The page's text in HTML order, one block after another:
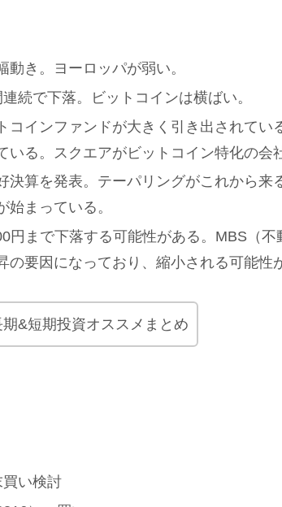
動き。ヨーロッパが弱い。
続で下落。ビットコインは横ばい。
コインファンドが大きく引き出されてい
いる。スクエアがビットコイン特化の会
決算を発表。テーパリングがこれから来
始まっている。
円まで下落する可能性がある。MBS（
の要因になっており、縮小される可能性
&短期投資オススメまとめ
い検討